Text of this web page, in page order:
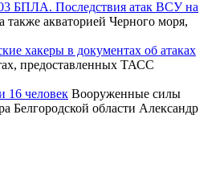
БПЛА. Последствия атак ВСУ на
акваторией Черного моря,
хакеры в документах об атаках
предоставленных ТАСС
16 человек Вооруженные силы
Белгородской области Александр